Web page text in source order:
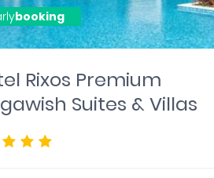
Rixos Premium
Suites & Villas
booking